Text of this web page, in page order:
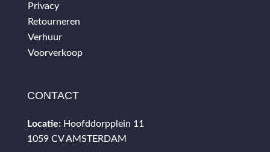
Privacy
Retourneren
Verhuur
Voorverkoop
CONTACT
Locatie: Hoofddorpplein 11
1059 CV AMSTERDAM